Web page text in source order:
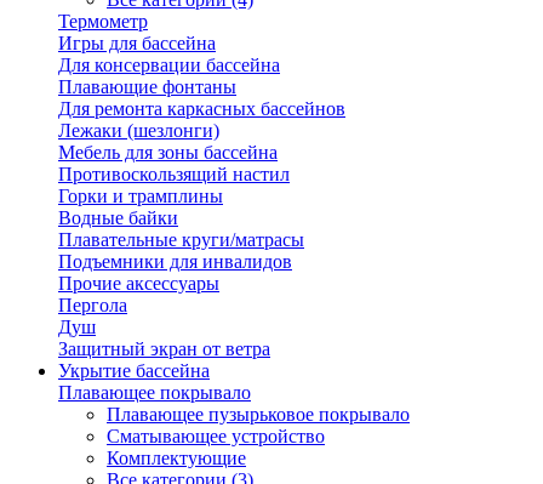
Термометр
Игры для бассейна
Для консервации бассейна
Плавающие фонтаны
Для ремонта каркасных бассейнов
Лежаки (шезлонги)
Мебель для зоны бассейна
Противоскользящий настил
Горки и трамплины
Водные байки
Плавательные круги/матрасы
Подъемники для инвалидов
Прочие аксессуары
Пергола
Душ
Защитный экран от ветра
Укрытие бассейна
Плавающее покрывало
Плавающее пузырьковое покрывало
Сматывающее устройство
Комплектующие
Все категории (3)